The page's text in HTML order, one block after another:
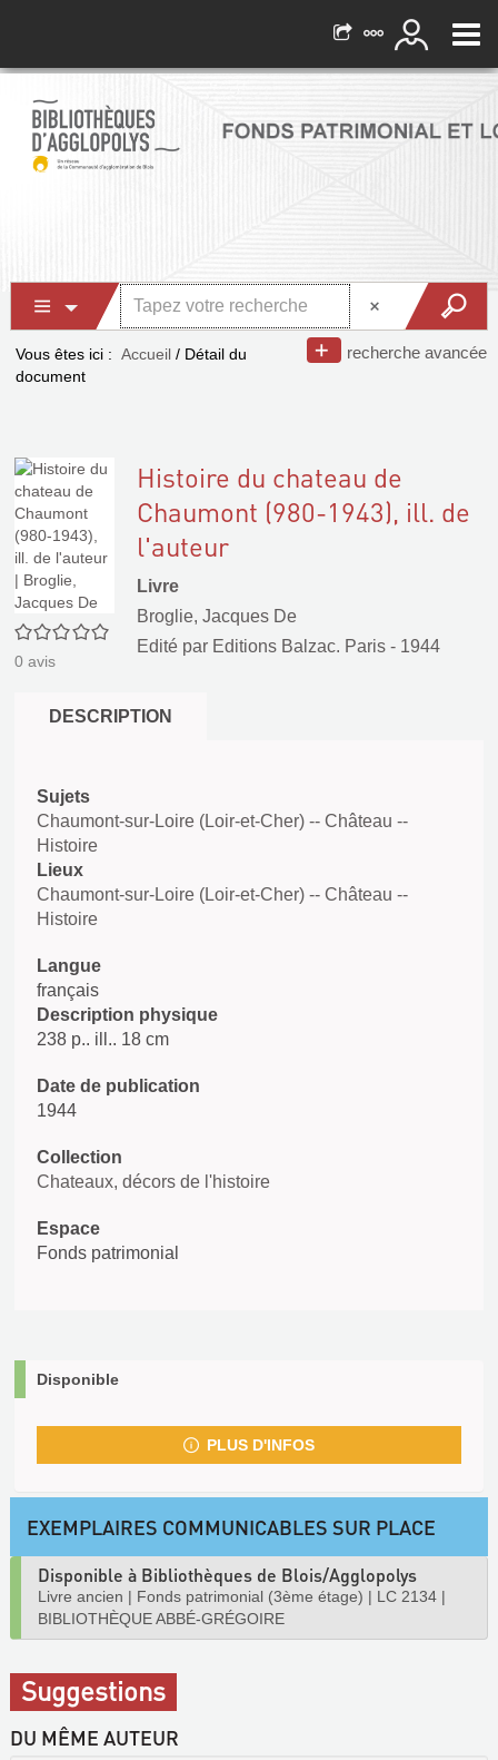
recherche avancée
Vous êtes ici : Accueil / Détail du
document
0/5
0 avis
Histoire du chateau de
Chaumont (980-1943), ill. de
l'auteur
Livre
Broglie, Jacques De
Edité par Editions Balzac. Paris - 1944
DESCRIPTION
Sujets
Chaumont-sur-Loire (Loir-et-Cher) -- Château --
Histoire
Lieux
Chaumont-sur-Loire (Loir-et-Cher) -- Château --
Histoire
Langue
français
Description physique
238 p.. ill.. 18 cm
Date de publication
1944
Collection
Chateaux, décors de l'histoire
Espace
Fonds patrimonial
Disponible
PLUS D'INFOS
EXEMPLAIRES COMMUNICABLES SUR PLACE
Disponible à Bibliothèques de Blois/Agglopolys
Livre ancien | Fonds patrimonial (3ème étage) | LC 2134 |
BIBLIOTHÈQUE ABBÉ-GRÉGOIRE
Suggestions
DU MÊME AUTEUR